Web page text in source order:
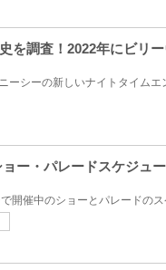
を調査！2022年にビリ
ー・パレードスケジュ